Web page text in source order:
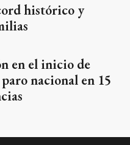
histórico y
en el inicio de
paro nacional en 15